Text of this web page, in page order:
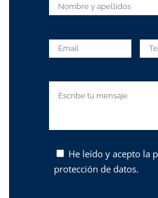
He leído y acepto la
protección de datos.